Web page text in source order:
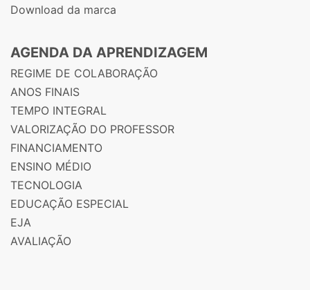
Download da marca
AGENDA DA APRENDIZAGEM
REGIME DE COLABORAÇÃO
ANOS FINAIS
TEMPO INTEGRAL
VALORIZAÇÃO DO PROFESSOR
FINANCIAMENTO
ENSINO MÉDIO
TECNOLOGIA
EDUCAÇÃO ESPECIAL
EJA
AVALIAÇÃO